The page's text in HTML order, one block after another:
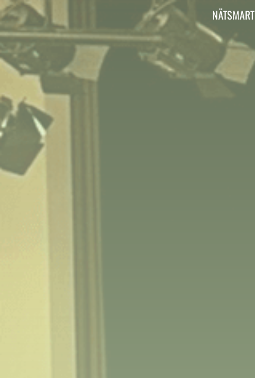
NÄTSMART
Här kan du läsa om vad Aktiv Skola gör, har
gjort och ska göra.